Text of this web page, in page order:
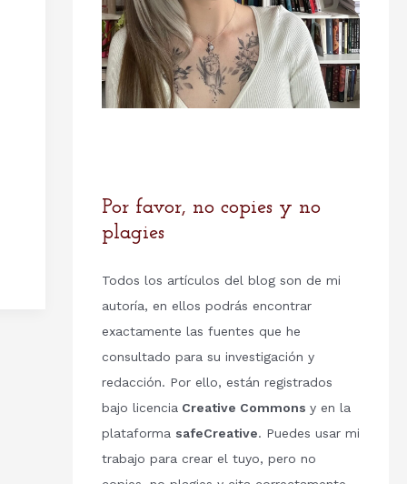
Por favor, no copies y no
plagies
Todos los artículos del blog son de mi
autoría, en ellos podrás encontrar
exactamente las fuentes que he
consultado para su investigación y
redacción. Por ello, están registrados
bajo licencia Creative Commons y en la
plataforma safeCreative. Puedes usar mi
trabajo para crear el tuyo, pero no